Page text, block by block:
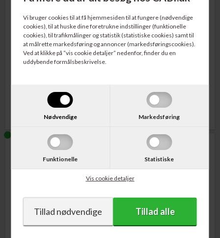
Vi bruger cookies til at få hjemmesiden til at fungere (nødvendige
cookies), til at huske dine foretrukne indstillinger (funktionelle
cookies), til trafikmålinger og statistik (statistiske cookies) samt til
at målrette markedsføring og annoncer (markedsføringscookies).
Ved at klikke på ”vis cookie detaljer” nedenfor, finder du en
uddybende formålsbeskrivelse.
Nødvendige Markedsføring
Funktionelle Statistiske
Vis cookie detaljer
Brother DK-11218 Rund Papir
112,00
Varenr. DK11219
110,00
Varenr. DK11221
Papir Label 23 x 23 mm Sort på Hvid
Varenr. DK11234
Badge Papir Label 86 x 60 mm Sort på